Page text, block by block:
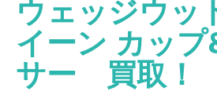
ウェッジウッ
イーン カッ
サー 買取！